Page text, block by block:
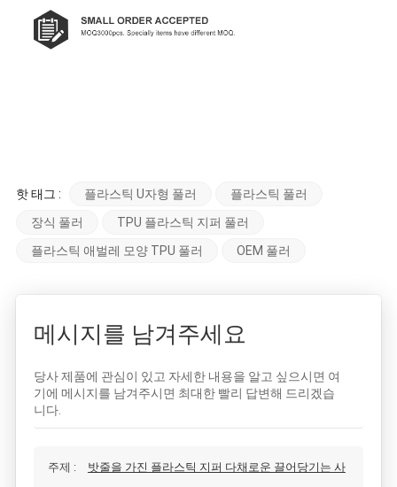
핫 태그 : 플라스틱 U자형 풀러
플라스틱 풀러
장식 풀러
TPU 플라스틱 지퍼 풀러
플라스틱 애벌레 모양 TPU 풀러
OEM 풀러
메시지를 남겨주세요
당사 제품에 관심이 있고 자세한 내용을 알고 싶으시면 여
기에 메시지를 남겨주시면 최대한 빨리 답변해 드리겠습
니다.
주제 : 밧줄을 가진 플라스틱 지퍼 다채로운 끌어당기는 사